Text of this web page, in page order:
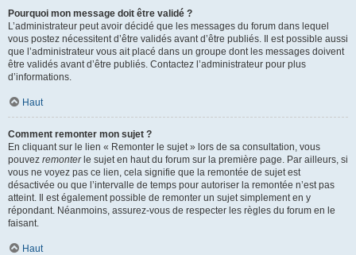
Pourquoi mon message doit être validé ?
L’administrateur peut avoir décidé que les messages du forum dans lequel
vous postez nécessitent d’être validés avant d’être publiés. Il est possible aussi
que l’administrateur vous ait placé dans un groupe dont les messages doivent
être validés avant d’être publiés. Contactez l’administrateur pour plus
d’informations.
Haut
Comment remonter mon sujet ?
En cliquant sur le lien « Remonter le sujet » lors de sa consultation, vous
pouvez remonterle sujet en haut du forum sur la première page. Par ailleurs, si
vous ne voyez pas ce lien, cela signifie que la remontée de sujet est
désactivée ou que l’intervalle de temps pour autoriser la remontée n’est pas
atteint. Il est également possible de remonter un sujet simplement en y
répondant. Néanmoins, assurez-vous de respecter les règles du forum en le
faisant.
Haut